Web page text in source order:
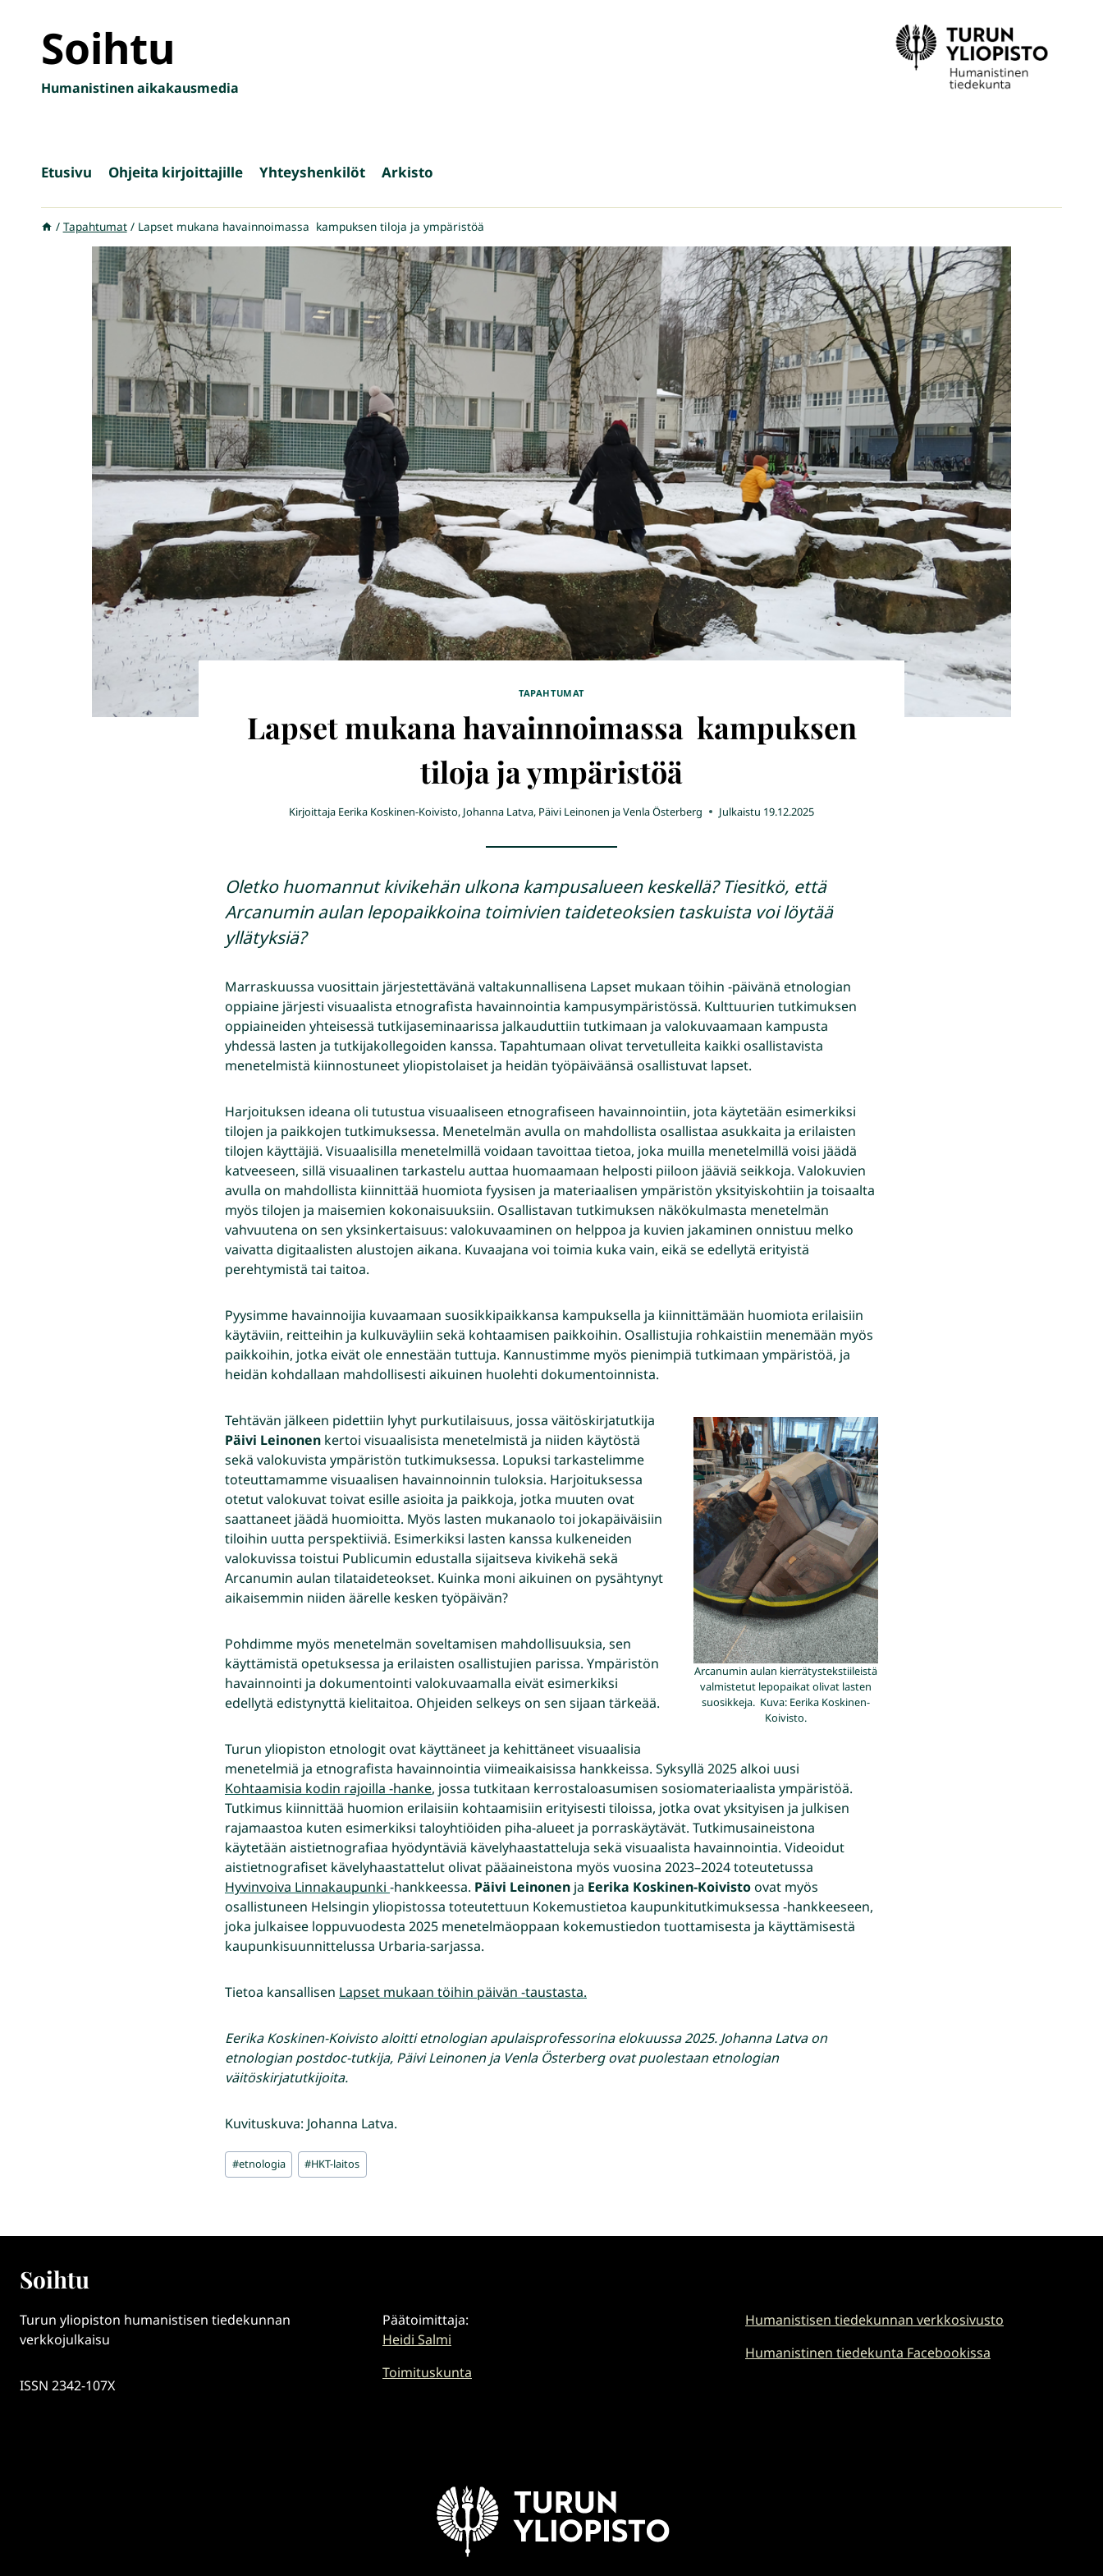
sisältöönSoihtu
Humanistinen aikakausmedia
Etusivu Ohjeita kirjoittajille Yhteyshenkilöt Arkisto
/ Tapahtumat / Lapset mukana havainnoimassa kampuksen tiloja ja ympäristöä
TAPAHTUMAT
Lapset mukana havainnoimassa kampuksen
tiloja ja ympäristöä
Kirjoittaja Eerika Koskinen-Koivisto, Johanna Latva, Päivi Leinonen ja Venla Österberg Julkaistu 19.12.2025
Oletko huomannut kivikehän ulkona kampusalueen keskellä? Tiesitkö, että
Arcanumin aulan lepopaikkoina toimivien taideteoksien taskuista voi löytää
yllätyksiä?
Marraskuussa vuosittain järjestettävänä valtakunnallisena Lapset mukaan töihin -päivänä etnologian
oppiaine järjesti visuaalista etnografista havainnointia kampusympäristössä. Kulttuurien tutkimuksen
oppiaineiden yhteisessä tutkijaseminaarissa jalkauduttiin tutkimaan ja valokuvaamaan kampusta
yhdessä lasten ja tutkijakollegoiden kanssa. Tapahtumaan olivat tervetulleita kaikki osallistavista
menetelmistä kiinnostuneet yliopistolaiset ja heidän työpäiväänsä osallistuvat lapset.
Harjoituksen ideana oli tutustua visuaaliseen etnografiseen havainnointiin, jota käytetään esimerkiksi
tilojen ja paikkojen tutkimuksessa. Menetelmän avulla on mahdollista osallistaa asukkaita ja erilaisten
tilojen käyttäjiä. Visuaalisilla menetelmillä voidaan tavoittaa tietoa, joka muilla menetelmillä voisi jäädä
katveeseen, sillä visuaalinen tarkastelu auttaa huomaamaan helposti piiloon jääviä seikkoja. Valokuvien
avulla on mahdollista kiinnittää huomiota fyysisen ja materiaalisen ympäristön yksityiskohtiin ja toisaalta
myös tilojen ja maisemien kokonaisuuksiin. Osallistavan tutkimuksen näkökulmasta menetelmän
vahvuutena on sen yksinkertaisuus: valokuvaaminen on helppoa ja kuvien jakaminen onnistuu melko
vaivatta digitaalisten alustojen aikana. Kuvaajana voi toimia kuka vain, eikä se edellytä erityistä
perehtymistä tai taitoa.
Pyysimme havainnoijia kuvaamaan suosikkipaikkansa kampuksella ja kiinnittämään huomiota erilaisiin
käytäviin, reitteihin ja kulkuväyliin sekä kohtaamisen paikkoihin. Osallistujia rohkaistiin menemään myös
paikkoihin, jotka eivät ole ennestään tuttuja. Kannustimme myös pienimpiä tutkimaan ympäristöä, ja
heidän kohdallaan mahdollisesti aikuinen huolehti dokumentoinnista.
Arcanumin aulan kierrätystekstiileistä
valmistetut lepopaikat olivat lasten
suosikkeja. Kuva: Eerika Koskinen-
Koivisto.
Tehtävän jälkeen pidettiin lyhyt purkutilaisuus, jossa väitöskirjatutkija
Päivi Leinonen kertoi visuaalisista menetelmistä ja niiden käytöstä
sekä valokuvista ympäristön tutkimuksessa. Lopuksi tarkastelimme
toteuttamamme visuaalisen havainnoinnin tuloksia. Harjoituksessa
otetut valokuvat toivat esille asioita ja paikkoja, jotka muuten ovat
saattaneet jäädä huomioitta. Myös lasten mukanaolo toi jokapäiväisiin
tiloihin uutta perspektiiviä. Esimerkiksi lasten kanssa kulkeneiden
valokuvissa toistui Publicumin edustalla sijaitseva kivikehä sekä
Arcanumin aulan tilataideteokset. Kuinka moni aikuinen on pysähtynyt
aikaisemmin niiden äärelle kesken työpäivän?
Pohdimme myös menetelmän soveltamisen mahdollisuuksia, sen
käyttämistä opetuksessa ja erilaisten osallistujien parissa. Ympäristön
havainnointi ja dokumentointi valokuvaamalla eivät esimerkiksi
edellytä edistynyttä kielitaitoa. Ohjeiden selkeys on sen sijaan tärkeää.
Turun yliopiston etnologit ovat käyttäneet ja kehittäneet visuaalisia
menetelmiä ja etnografista havainnointia viimeaikaisissa hankkeissa. Syksyllä 2025 alkoi uusi
Kohtaamisia kodin rajoilla -hanke, jossa tutkitaan kerrostaloasumisen sosiomateriaalista ympäristöä.
Tutkimus kiinnittää huomion erilaisiin kohtaamisiin erityisesti tiloissa, jotka ovat yksityisen ja julkisen
rajamaastoa kuten esimerkiksi taloyhtiöiden piha-alueet ja porraskäytävät. Tutkimusaineistona
käytetään aistietnografiaa hyödyntäviä kävelyhaastatteluja sekä visuaalista havainnointia. Videoidut
aistietnografiset kävelyhaastattelut olivat pääaineistona myös vuosina 2023–2024 toteutetussa
Hyvinvoiva Linnakaupunki -hankkeessa. Päivi Leinonen ja Eerika Koskinen-Koivistoovat myös
osallistuneen Helsingin yliopistossa toteutettuun Kokemustietoa kaupunkitutkimuksessa -hankkeeseen,
joka julkaisee loppuvuodesta 2025 menetelmäoppaan kokemustiedon tuottamisesta ja käyttämisestä
kaupunkisuunnittelussa Urbaria-sarjassa.
Tietoa kansallisen Lapset mukaan töihin päivän -taustasta.
Eerika Koskinen-Koivisto aloitti etnologian apulaisprofessorina elokuussa 2025. Johanna Latva on
etnologian postdoc-tutkija, Päivi Leinonen ja Venla Österberg ovat puolestaan etnologian
väitöskirjatutkijoita.
Kuvituskuva: Johanna Latva.
Avainsanat:
#etnologia #HKT-laitos
Soihtu
Turun yliopiston humanistisen tiedekunnan
verkkojulkaisu
ISSN 2342-107X
Päätoimittaja:
Heidi Salmi
Toimituskunta
Humanistisen tiedekunnan verkkosivusto
Humanistinen tiedekunta Facebookissa